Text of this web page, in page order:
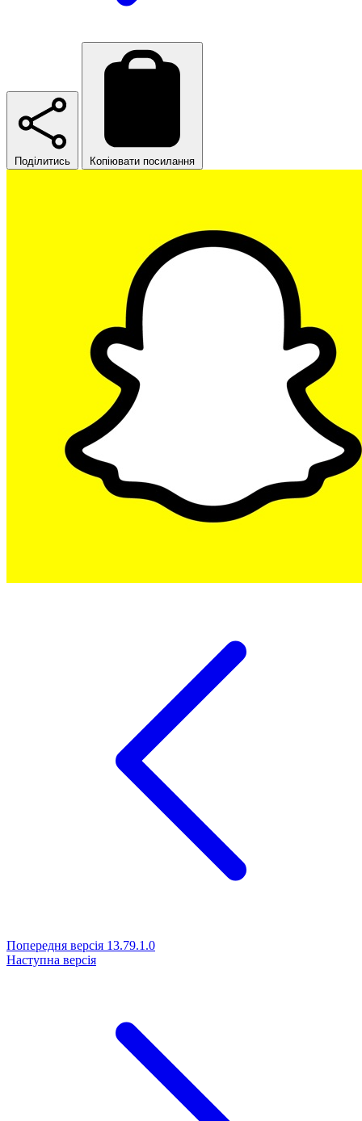
Поділитись Копіювати посилання
Попередня версія 13.79.1.0
Наступна версія